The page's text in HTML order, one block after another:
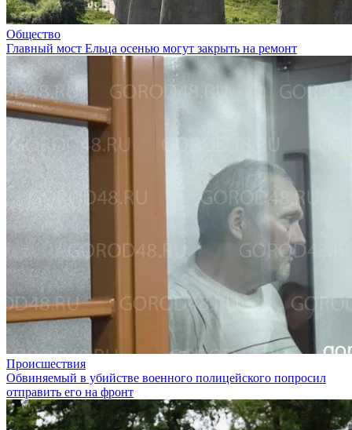
Общество
Главный мост Ельца осенью могут закрыть на ремонт
Происшествия
Обвиняемый в убийстве военного полицейского попросил
отправить его на фронт